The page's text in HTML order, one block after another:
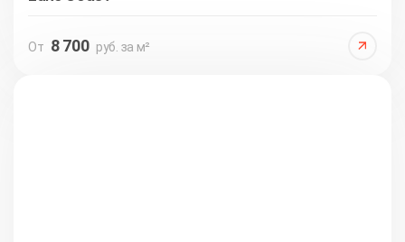
От 8 700 руб. за м²